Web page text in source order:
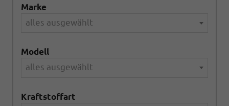
Marke
alles ausgewählt
Modell
alles ausgewählt
Kraftstoffart